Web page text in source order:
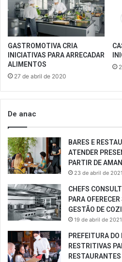
GASTROMOTIVA CRIA
INICIATIVAS PARA ARRECADAR
ALIMENTOS
27 de abril de 2020
De anac
BARES E
ATENDER
PARTIR DE
23 de abril de 2021
CHEFS
PARA
GESTÃO DE
19 de abril de 2021
PREFEITURA DO
RESTRITIVAS
RESTAURANTES